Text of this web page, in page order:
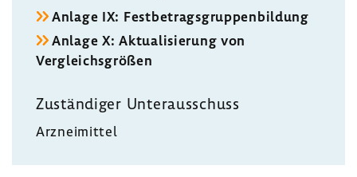
Anlage IX: Fest­be­trags­grup­pen­bil­dung
Anlage X: Aktua­li­sie­rung von
Vergleichs­größen
Zustän­diger Unter­aus­schuss
Arznei­mittel